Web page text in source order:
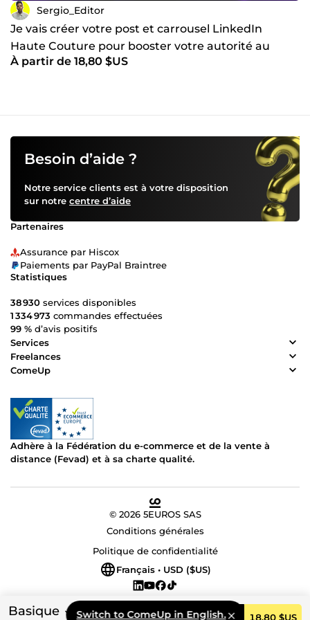
Basique Commander 18,80 $US
Sergio_Editor
Je vais créer votre post et carrousel LinkedIn
Haute Couture pour booster votre autorité au
Luxembourg
À partir de 18,80 $US
Switch to ComeUp in English.
Besoin d’aide ?
Notre service clients est à votre disposition
sur notre centre d’aide
Partenaires
Assurance par Hiscox
Paiements par PayPal Braintree
Statistiques
38 930 services disponibles
1 334 973 commandes effectuées
99 % d’avis positifs
Services
Freelances
ComeUp
Adhère à la Fédération du e-commerce et de la vente à
distance (Fevad) et à sa charte qualité.
© 2026 5EUROS SAS
Conditions générales
Politique de confidentialité
Français • USD ($US)